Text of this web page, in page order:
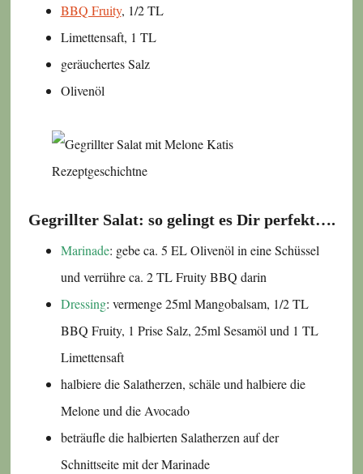
BBQ Fruity, 1/2 TL
Limettensaft, 1 TL
geräuchertes Salz
Olivenöl
Gegrillter Salat: so gelingt es Dir perfekt….
Marinade: gebe ca. 5 EL Olivenöl in eine Schüssel
und verrühre ca. 2 TL Fruity BBQ darin
Dressing: vermenge 25ml Mangobalsam, 1/2 TL
BBQ Fruity, 1 Prise Salz, 25ml Sesamöl und 1 TL
Limettensaft
halbiere die Salatherzen, schäle und halbiere die
Melone und die Avocado
beträufle die halbierten Salatherzen auf der
Schnittseite mit der Marinade